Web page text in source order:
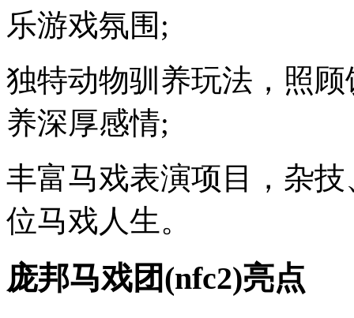
乐游戏氛围;
独特动物驯养玩法，照
养深厚感情;
丰富马戏表演项目，杂
位马戏人生。
庞邦马戏团(nfc2)亮点